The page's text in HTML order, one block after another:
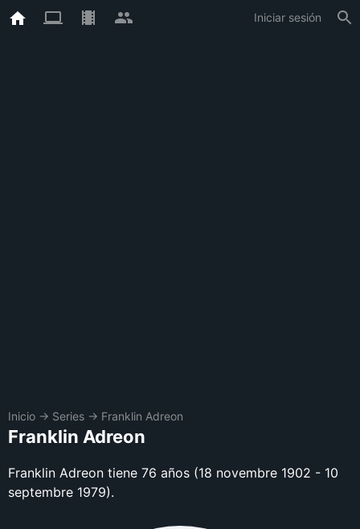
Iniciar sesión
Inicio → Series → Franklin Adreon
Franklin Adreon
Franklin Adreon tiene 76 años (18 novembre 1902 - 10
septembre 1979).